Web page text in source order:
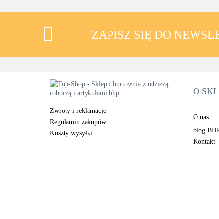
ZAPISZ SIĘ DO
Zwroty i reklamacje
Regulamin zakupów
Koszty wysyłki
O
O nas
blog
Kontakt